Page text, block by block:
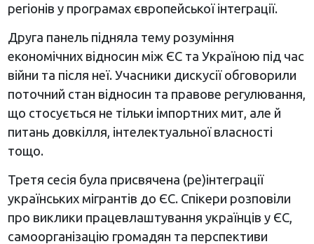
регіонів у програмах європейської інтеграції.
Друга панель підняла тему розуміння
економічних відносин між ЄС та Україною під час
війни та після неї. Учасники дискусії обговорили
поточний стан відносин та правове регулювання,
що стосується не тільки імпортних мит, але й
питань довкілля, інтелектуальної власності
тощо.
Третя сесія була присвячена (ре)інтеграції
українських мігрантів до ЄС. Спікери розповіли
про виклики працевлаштування українців у ЄС,
самоорганізацію громадян та перспективи